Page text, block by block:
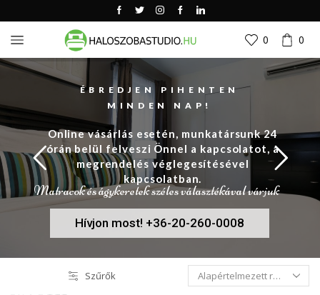
0 0
ÉBREDJEN PIHENTEN
MINDEN NAP!
Matracok és ágykeretek széles választékával várjuk
Online vásárlás esetén, munkatársunk 24
órán belül felveszi Önnel a kapcsolatot, a
megrendelés véglegesítésével
kapcsolatban.
Hívjon most! +36-20-260-0008
Szűrők